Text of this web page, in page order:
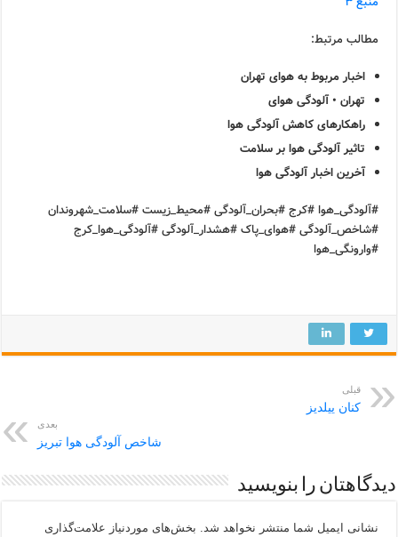
مطالب مرتبط:
اخبار مربوط به هوای تهران
تهران • آلودگی هوای
راهکارهای کاهش آلودگی هوا
تاثیر آلودگی هوا بر سلامت
آخرین اخبار آلودگی هوا
#آلودگی_هوا #کرج #بحران_آلودگی #محیط_زیست #سلامت_شهروندان
#شاخص_آلودگی #هوای_پاک #هشدار_آلودگی #آلودگی_هوا_کرج
#وارونگی_هوا
قبلی
کنان ییلدیز
بعدی
شاخص آلودگی هوا تبریز
دیدگاهتان را بنویسید
نشانی ایمیل شما منتشر نخواهد شد.
بخش‌های موردنیاز علامت‌گذاری